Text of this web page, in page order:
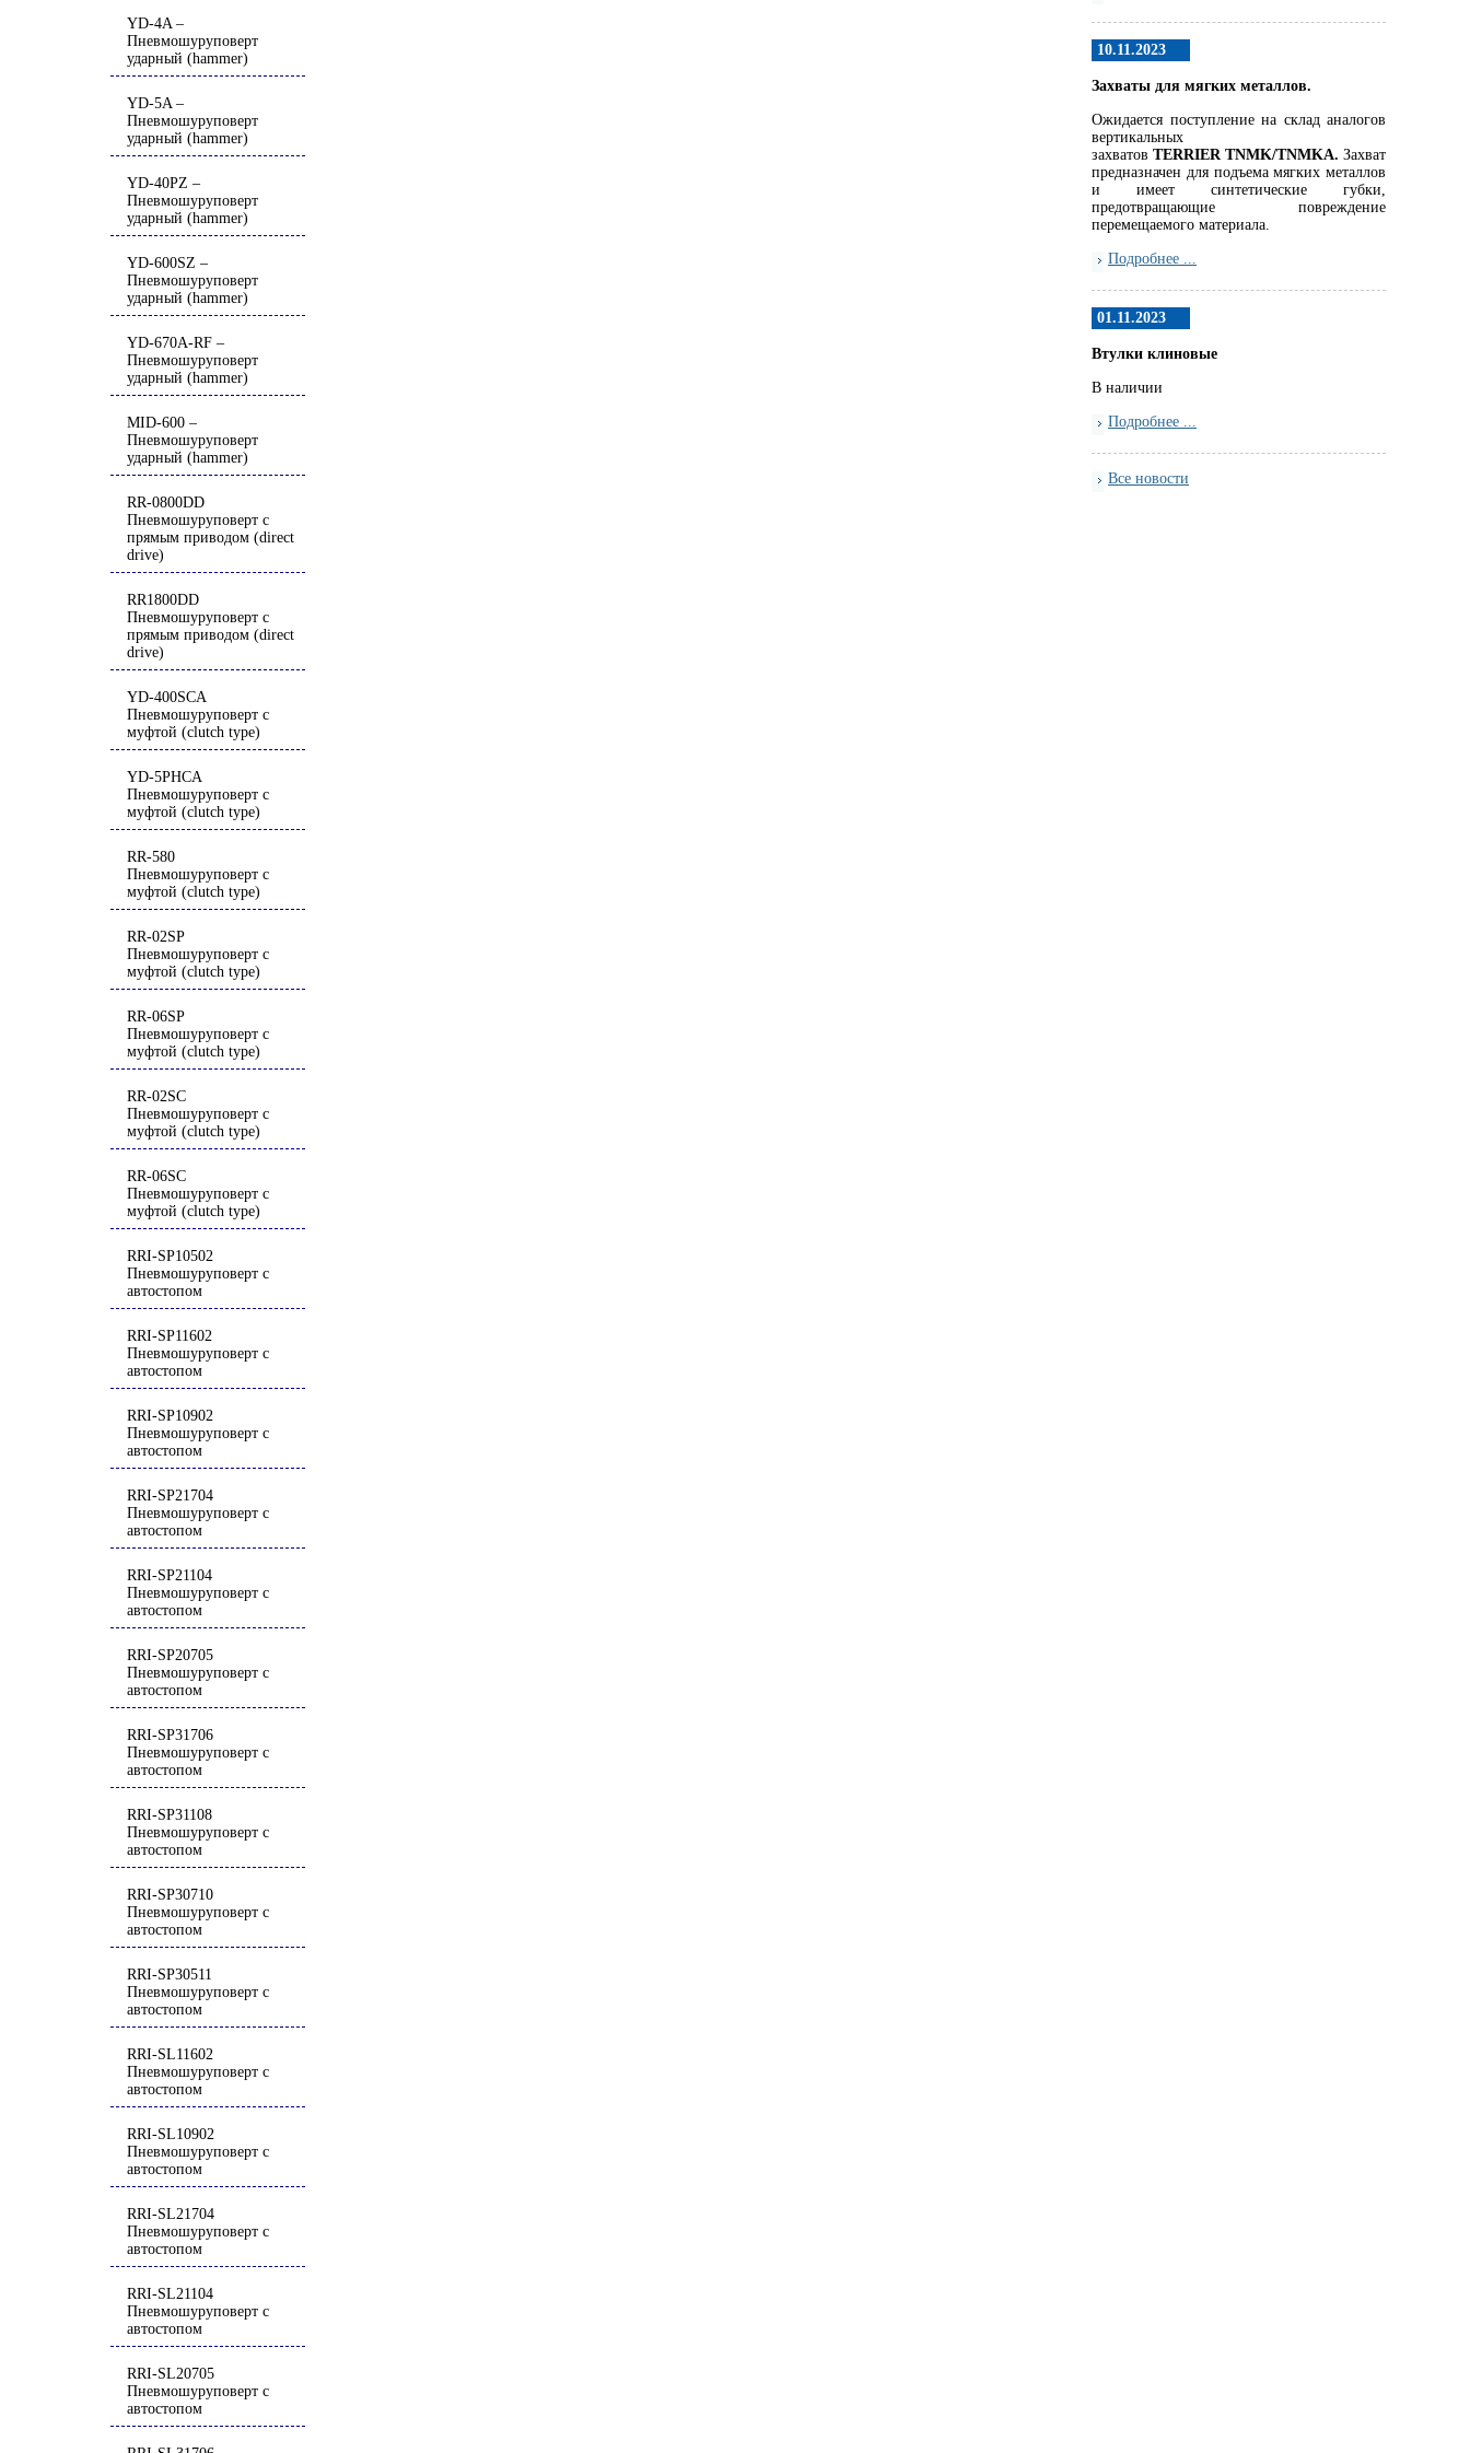
YD-4A –
Пневмошуруповерт
ударный (hammer)
YD-5A –
Пневмошуруповерт
ударный (hammer)
YD-40PZ –
Пневмошуруповерт
ударный (hammer)
YD-600SZ –
Пневмошуруповерт
ударный (hammer)
YD-670A-RF –
Пневмошуруповерт
ударный (hammer)
MID-600 –
Пневмошуруповерт
ударный (hammer)
RR-0800DD
Пневмошуруповерт с
прямым приводом (direct
drive)
RR1800DD
Пневмошуруповерт с
прямым приводом (direct
drive)
YD-400SCA
Пневмошуруповерт с
муфтой (clutch type)
YD-5PHCA
Пневмошуруповерт с
муфтой (clutch type)
RR-580
Пневмошуруповерт с
муфтой (clutch type)
RR-02SP
Пневмошуруповерт с
муфтой (clutch type)
RR-06SP
Пневмошуруповерт с
муфтой (clutch type)
RR-02SC
Пневмошуруповерт с
муфтой (clutch type)
RR-06SC
Пневмошуруповерт с
муфтой (clutch type)
RRI-SP10502
Пневмошуруповерт с
автостопом
RRI-SP11602
Пневмошуруповерт с
автостопом
RRI-SP10902
Пневмошуруповерт с
автостопом
RRI-SP21704
Пневмошуруповерт с
автостопом
RRI-SP21104
Пневмошуруповерт с
автостопом
RRI-SP20705
Пневмошуруповерт с
автостопом
RRI-SP31706
Пневмошуруповерт с
автостопом
RRI-SP31108
Пневмошуруповерт с
автостопом
RRI-SP30710
Пневмошуруповерт с
автостопом
RRI-SP30511
Пневмошуруповерт с
автостопом
RRI-SL11602
Пневмошуруповерт с
автостопом
RRI-SL10902
Пневмошуруповерт с
автостопом
RRI-SL21704
Пневмошуруповерт с
автостопом
RRI-SL21104
Пневмошуруповерт с
автостопом
RRI-SL20705
Пневмошуруповерт с
автостопом
10.11.2023
Захваты для мягких металлов.
Ожидается поступление на склад аналогов
вертикальных
захватов TERRIERTNMK/TNMKA. Захват
предназначен для подъема мягких металлов
и имеет синтетические губки,
предотвращающие повреждение
перемещаемого материала.
Подробнее ...
01.11.2023
Втулки клиновые
В наличии
Подробнее ...
Все новости